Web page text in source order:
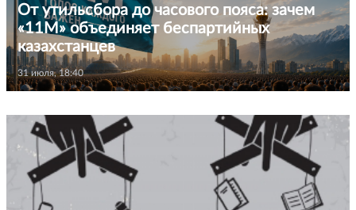
От утильсбора до часового пояса: зачем
«11М» объединяет беспартийных
казахстанцев
31 июля, 18:40